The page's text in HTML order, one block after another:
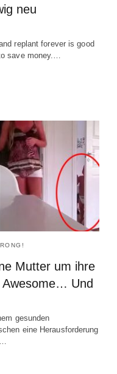
neu
replant forever is good
save money.…
Mutter um ihre
Awesome… Und
gesunden
eine Herausforderung